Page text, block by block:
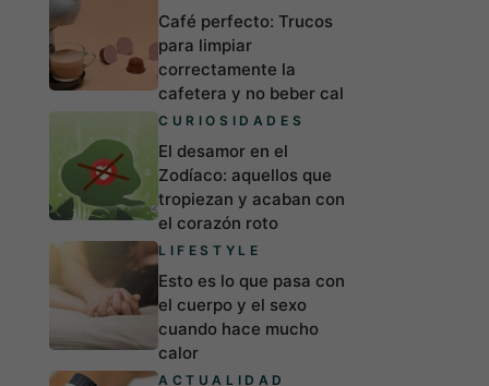
Café perfecto: Trucos
para limpiar
correctamente la
cafetera y no beber cal
CURIOSIDADES
El desamor en el
Zodíaco: aquellos que
tropiezan y acaban con
el corazón roto
LIFESTYLE
Esto es lo que pasa con
el cuerpo y el sexo
cuando hace mucho
calor
ACTUALIDAD